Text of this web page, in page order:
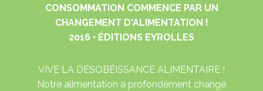
CONSOMMATION COMMENCE PAR UN
CHANGEMENT D'ALIMENTATION !
2016 • ÉDITIONS EYROLLES
VIVE LA DÉSOBÉISSANCE ALIMENTAIRE !
Notre alimentation a profondément changé